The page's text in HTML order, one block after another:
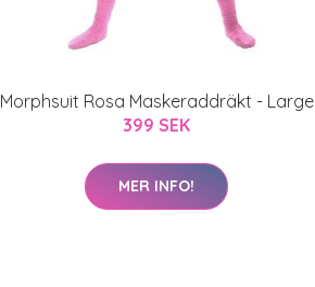
Morphsuit Rosa Maskeraddräkt - Large
399 SEK
MER INFO!